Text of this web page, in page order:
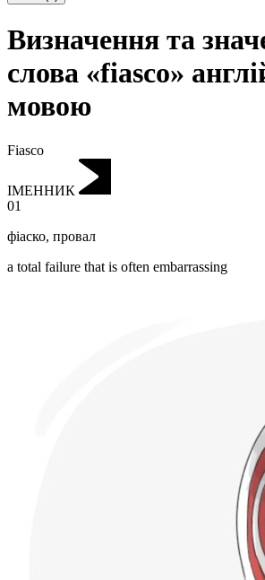
Визначення та
слова «fiasco»
мовою
Fiasco
ІМЕННИК
01
фіаско, провал
a total failure that is often embarrassing